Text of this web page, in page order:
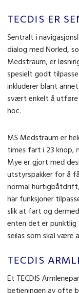
TECDIS ER
Sentralt i
dialog med Norled,
Medstraum, er
spesielt godt
inkluderer blant
svært enkelt å utføre
hoc.
MS Medstraum er
times fart i 23 knop,
Mye er gjort med
utstyrspakker for å
normal
har funksjoner
slik at fart og
enten det er punktlig
seilas som skal være
TECDIS
Et TECDIS